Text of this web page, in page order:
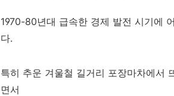
1970-80년대 급속한 경제 발전 시기에
다.
특히 추운 겨울철 길거리 포장마차에서
면서